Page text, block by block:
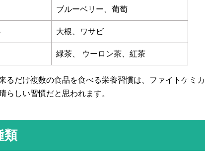
ブルーベリー、葡萄
大根、ワサビ
緑茶、 ウーロン茶、紅茶
るだけ複数の食品を食べる栄養習慣は、ファイトケミカ
らしい習慣だと思われます。
類